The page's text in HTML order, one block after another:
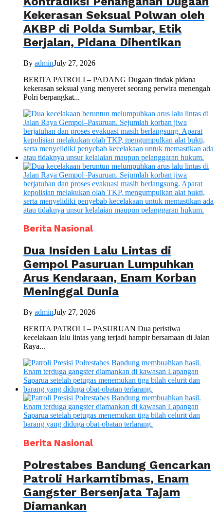
Kekerasan Seksual Polwan oleh
AKBP di Polda Sumbar, Etik
Berjalan, Pidana Dihentikan
By adminJuly 27, 2026
BERITA PATROLI – PADANG Dugaan tindak pidana
kekerasan seksual yang menyeret seorang perwira menengah
Polri berpangkat...
Berita Nasional
Dua Insiden Lalu Lintas di
Gempol Pasuruan Lumpuhkan
Arus Kendaraan, Enam Korban
Meninggal Dunia
By adminJuly 27, 2026
BERITA PATROLI – PASURUAN Dua peristiwa
kecelakaan lalu lintas yang terjadi hampir bersamaan di Jalan
Raya...
Berita Nasional
Polrestabes Bandung Gencarkan
Patroli Harkamtibmas, Enam
Gangster Bersenjata Tajam
Diamankan